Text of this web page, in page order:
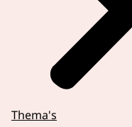
Thema's